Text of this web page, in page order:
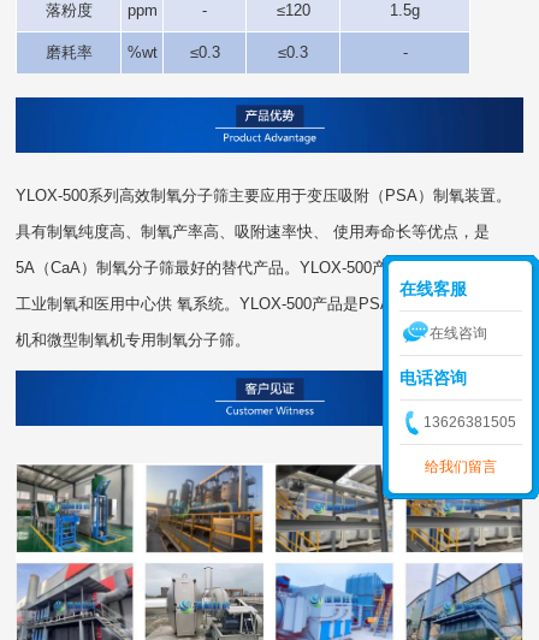
落粉度 ppm - ≤120 1.5g
磨耗率 %wt ≤0.3 ≤0.3 -
YLOX-500系列高效制氧分子筛主要应用于变压吸附（PSA）制氧装置。
具有制氧纯度高、制氧产率高、吸附速率快、 使用寿命长等优点，是
5A（CaA）制氧分子筛最好的替代产品。YLOX-500产品主要应用于PSA
工业制氧和医用中心供 氧系统。YLOX-500产品是PSA医用（家用）制氧
机和微型制氧机专用制氧分子筛。
在线客服
在线咨询
电话咨询
13626381505
给我们留言